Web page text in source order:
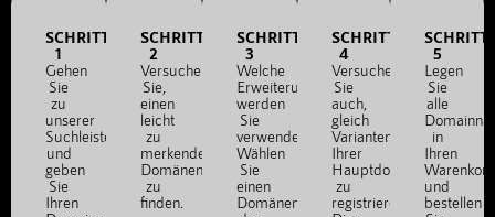
SCHRITT
1
Gehen
Sie
zu
unserer
Suchleiste
und
geben
Sie
Ihren
SCHRITT
2
Versuchen
Sie,
einen
leicht
zu
merkenden
Domänennamen
zu
finden.
SCHRITT
3
Welche
Erweiterung
werden
Sie
verwenden?
Wählen
Sie
einen
Domänennamen,
SCHRITT
4
Versuchen
Sie
auch,
gleich
Varianten
Ihrer
Hauptdomain
zu
registrieren.
SCHRITT
5
Legen
Sie
alle
in
Ihren
und
bestellen